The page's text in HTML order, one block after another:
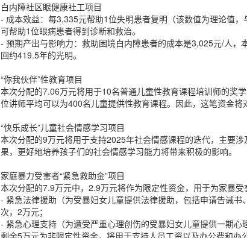
白内障社区眼健康社工项目
- 成本效益：每3,335元帮助1位失明患者复明（该数值为理论值
可帮助1位眼病患者得到诊断和救治。
- 预期产出与影响力：救助困境白内障患者的成本是3,025元/人
回约419.5年的光明。
“你我伙伴”性教育项目
本次分配的7.06万元将用于10名普通儿童性教育课程培训师的奖
位讲师平均可以为400名儿童提供性教育课程。因此，这笔资金将
“快乐成长”儿童社会情感学习项目
本次分配的9万元将用于支持2025年社会情感课程的迭代，主要
果，更好地培养孩子们的社会情感学习能力将带来积极的影响。
家庭暴力受害者“紧急救助金”项目
本次分配的7.9万元中，2.9万元将作为限定性资金，用于为家暴受
- 紧急法律援助（为受暴妇女儿童提供法律援助，包括申请告诫
次，2万元；
- 紧急心理支持（为遭受严重心理创伤的受暴妇女儿童提供一期
剩余5万元为非限定性资金，将用于支持人员工资以及办公费和办